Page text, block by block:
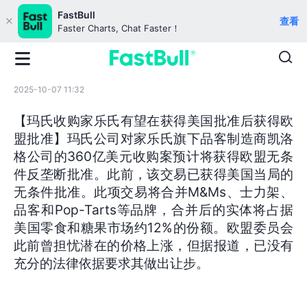
FastBull
Faster Charts, Chat Faster！
查看
2025-10-07 11:32
【玛氏收购家乐氏有望在获得美国批准后获得欧
盟批准】玛氏公司对家乐氏旗下品客制造商凯洛
格公司的360亿美元收购案预计将获得欧盟无条
件反垄断批准。此前，该交易已获得美国当局的
无条件批准。此项交易将合并M&Ms、士力架、
品客和Pop-Tarts等品牌，合并后的实体将占据
美国零食和糖果市场约12%的份额。欧盟委员会
此前曾担忧潜在的价格上涨，但据报道，已没有
充分的法律依据要求其做出让步。